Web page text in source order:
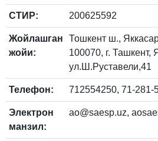
СТИР: 200625592
Жойлашган
жойи:
Тошкент ш.,
100070, г. Ташкент,
ул.Ш.Руставели,41
Телефон: 712554250, 71-281-
Электрон
манзил:
ao@saesp.uz,